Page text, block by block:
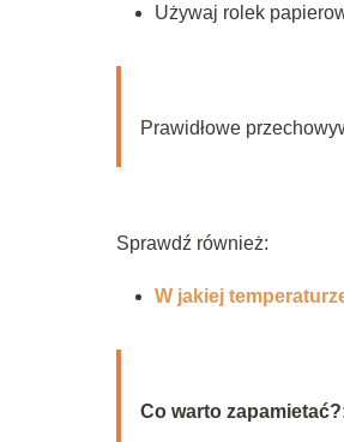
Używaj rolek
Prawidłowe
Sprawdź również:
W jakiej
Co warto